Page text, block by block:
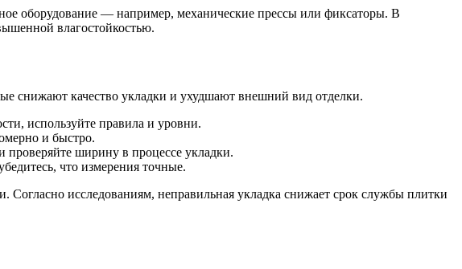
оборудование — например, механические прессы или фиксаторы. В
влагостойкостью.
снижают качество укладки и ухудшают внешний вид отделки.
используйте правила и уровни.
и быстро.
ширину в процессе укладки.
что измерения точные.
Согласно исследованиям, неправильная укладка снижает срок службы плитки